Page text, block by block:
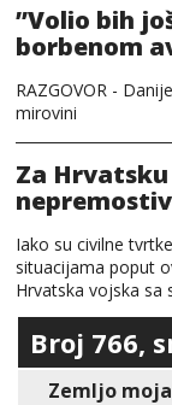
”Volio bih
borbenom
RAZGOVOR -
mirovini
Za
Iako su civilne
situacijama poput
Hrvatska vojska
Broj 766,
Zemljo